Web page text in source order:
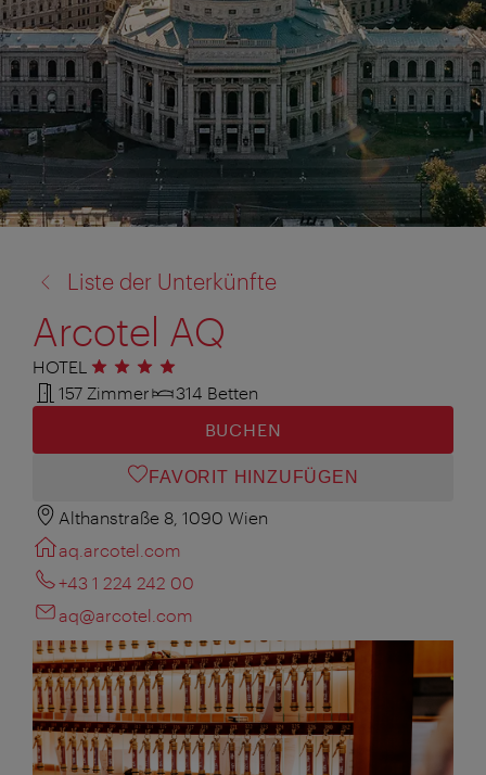
zu:
Liste der Unterkünfte
Arcotel AQ
HOTEL 4 Sterne
157 Zimmer
314 Betten
BUCHEN
FAVORIT HINZUFÜGEN
Althanstraße 8, 1090 Wien
aq.arcotel.com
+43 1 224 242 00
aq@arcotel.com